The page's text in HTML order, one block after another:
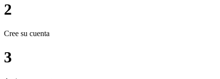
2
Cree su cuenta
3